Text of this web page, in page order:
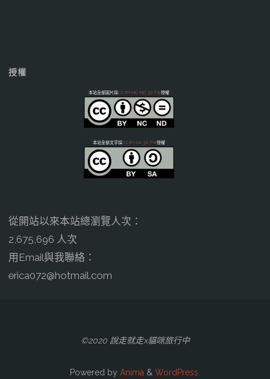
授權
本站全部圖片採CC BY-NC-ND 3.0 TW授權
本站全部文字採CC BY-SA 3.0 TW授權
從開站以來本站總瀏覽人次：
2,675,696 人次
用Email與我聯絡：
erica072@hotmail.com
©2020 說走就走x貓咪旅行中
Powered by Anima & WordPress.